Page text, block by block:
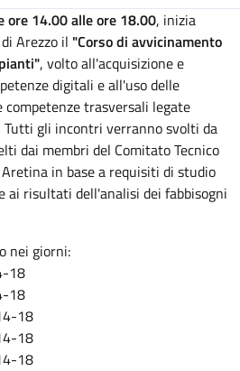
ore 14.00 alle ore 18.00, inizia
Arezzo il "Corso di avvicinamento
, volto all'acquisizione e
digitali e all'uso delle
trasversali legate
Tutti gli incontri verranno svolti da
dai membri del Comitato Tecnico
in base a requisiti di studio
ai risultati dell'analisi dei fabbisogni
nei giorni:
18
18
18
18
18